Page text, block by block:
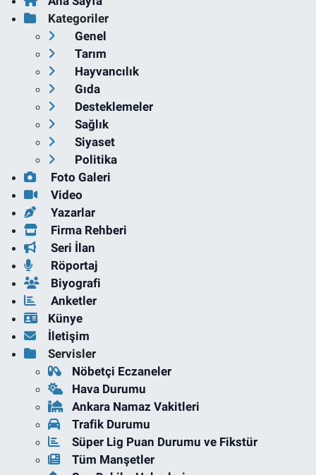
Kategoriler
Genel
Tarım
Hayvancılık
Gıda
Desteklemeler
Sağlık
Siyaset
Politika
Foto Galeri
Video
Yazarlar
Firma Rehberi
Seri İlan
Röportaj
Biyografi
Anketler
Künye
İletişim
Servisler
Nöbetçi Eczaneler
Hava Durumu
Ankara Namaz Vakitleri
Trafik Durumu
Süper Lig Puan Durumu ve Fikstür
Tüm Manşetler